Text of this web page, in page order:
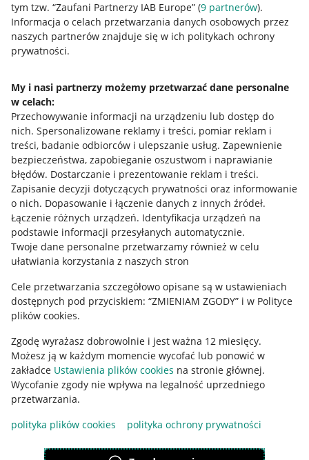
tym tzw. “Zaufani Partnerzy IAB Europe” (9 partnerów).
Informacja o celach przetwarzania danych osobowych przez
naszych partnerów znajduje się w ich politykach ochrony
prywatności.
My i nasi partnerzy możemy przetwarzać dane personalne
w celach:
Przechowywanie informacji na urządzeniu lub dostęp do
nich. Spersonalizowane reklamy i treści, pomiar reklam i
treści, badanie odbiorców i ulepszanie usług. Zapewnienie
bezpieczeństwa, zapobieganie oszustwom i naprawianie
błędów. Dostarczanie i prezentowanie reklam i treści.
Zapisanie decyzji dotyczących prywatności oraz informowanie
o nich. Dopasowanie i łączenie danych z innych źródeł.
Łączenie różnych urządzeń. Identyfikacja urządzeń na
podstawie informacji przesyłanych automatycznie.
Twoje dane personalne przetwarzamy również w celu
ułatwiania korzystania z naszych stron
Cele przetwarzania szczegółowo opisane są w ustawieniach
dostępnych pod przyciskiem: “ZMIENIAM ZGODY” i w Polityce
plików cookies.
Zgodę wyrażasz dobrowolnie i jest ważna 12 miesięcy.
Możesz ją w każdym momencie wycofać lub ponowić w
zakładce Ustawienia plików cookies na stronie głównej.
Wycofanie zgody nie wpływa na legalność uprzedniego
przetwarzania.
polityka plików cookies
polityka ochrony prywatności
Przydatne informacje
Jak to działa
Allegro Gadane dla sprzedających
Allegro Gadane dla kupujących
Mapa miejscowości
Informacje prawne
Regulamin
Polityka plików "cookies"
Ustawienia plików "cookies"
Udostępnianie lokalizacji
Informacje dla Aktu o Usługach Cyfrowych
Pobierz aplikację